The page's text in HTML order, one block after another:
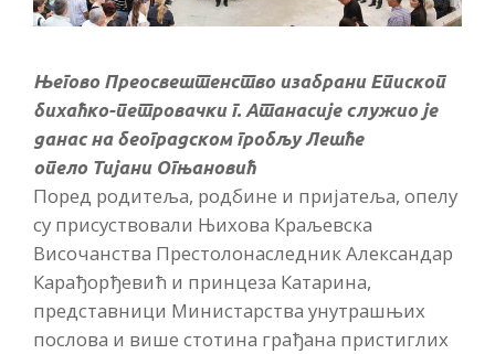
Његово Преосвештенство изабрани Епископ
бихаћко-петровачки г. Атанасије служио је
данас на београдском гробљу Лешће
опело Тијани Огњановић
Поред родитеља, родбине и пријатеља, опелу
су присуствовали Њихова Краљевска
Височанства Престолонаследник Александар
Карађорђевић и принцеза Катарина,
представници Министарства унутрашњих
послова и више стотина грађана пристиглих